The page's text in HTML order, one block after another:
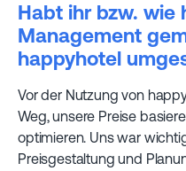
Habt ihr bzw. wie
Management
happyhotel
Vor der Nutzung von
Weg, unsere Preise
optimieren. Uns war
Preisgestaltung und